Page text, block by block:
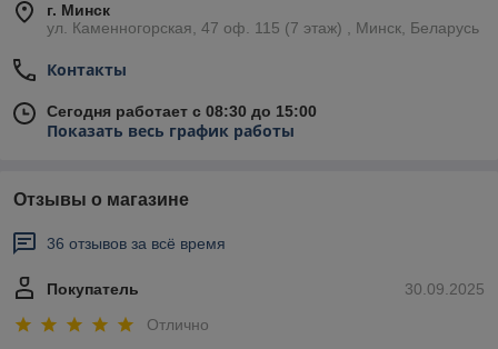
г. Минск
ул. Каменногорская, 47 оф. 115 (7 этаж) , Минск, Беларусь
Контакты
Сегодня работает с 08:30 до 15:00
Показать весь график работы
Отзывы о магазине
36 отзывов за всё время
30.09.2025
Покупатель
Отлично